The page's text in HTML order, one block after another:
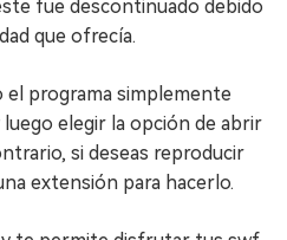
fue descontinuado debido
que ofrecía.
el programa simplemente
elegir la opción de abrir
si deseas reproducir
extensión para hacerlo.